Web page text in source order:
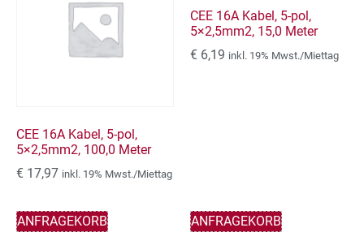
CEE 16A Kabel, 5-pol,
5×2,5mm2, 100,0 Meter
€ 17,97 inkl. 19% Mwst./Miettag
ANFRAGEKORB
CEE 16A Kabel, 5-pol,
5×2,5mm2, 15,0 Meter
€ 6,19 inkl. 19% Mwst./Miettag
ANFRAGEKORB